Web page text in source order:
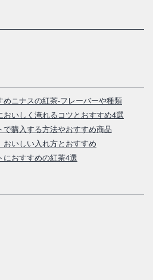
ニナスの紅茶‐フレーバーや種類
おいしく淹れるコツとおすすめ4選
で購入する方法やおすすめ商品
おいしい入れ方とおすすめ
おすすめの紅茶4選